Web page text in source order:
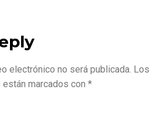
electrónico no será publicada. Los
marcados con *